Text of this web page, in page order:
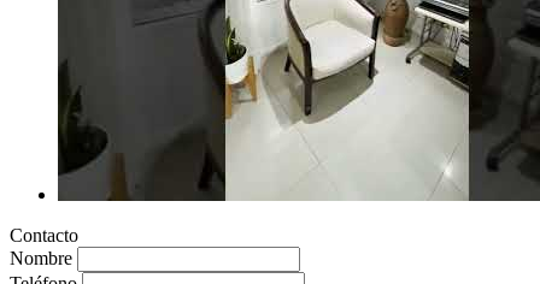
Contacto
Nombre